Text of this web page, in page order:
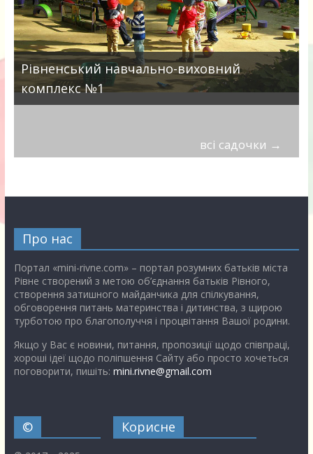
Рівненський навчально-виховний
комплекс №1
всі садочки →
Про нас
Портал «mini-rivne.com» – портал розумних батьків міста
Рівне створений з метою об’єднання батьків Рівного,
створення затишного майданчика для спілкування,
обговорення питань материнства і дитинства, з щирою
турботою про благополуччя і процвітання Вашої родини.
Якщо у Вас є новини, питання, пропозиції щодо співпраці,
хороші ідеї щодо поліпшення Сайту або просто хочеться
поговорити, пишіть: mini.rivne@gmail.com
© Корисне